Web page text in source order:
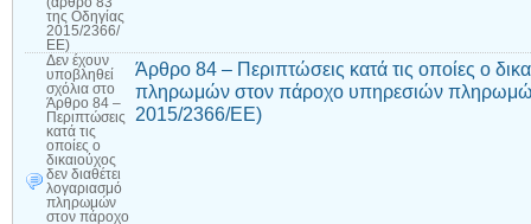
της Οδηγίας
2015/2366/
ΕΕ)
Δεν έχουν
υποβληθεί
σχόλια στο
Άρθρο 84 –
Περιπτώσεις
κατά τις
οποίες ο
δικαιούχος
δεν διαθέτει
λογαριασμό
πληρωμών
στον πάροχο
Άρθρο 84 – Περιπτώσεις κατά τις οποίες ο
πληρωμών στον πάροχο υπηρεσιών
2015/2366/ΕΕ)